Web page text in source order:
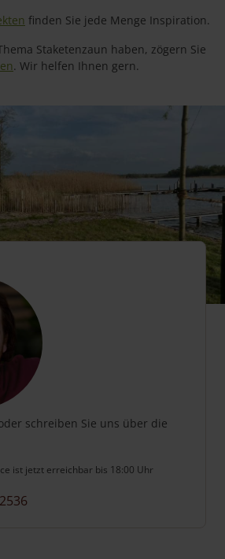
finden Sie jede Menge Inspiration.
Staketenzaun haben, zögern Sie
. Wir helfen Ihnen gern.
schreiben Sie uns über die
ist jetzt erreichbar bis 18:00 Uhr